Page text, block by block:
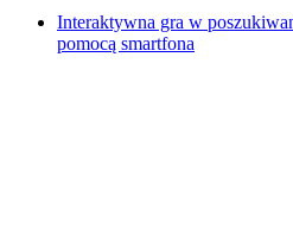
Interaktywna gra w
pomocą smartfona